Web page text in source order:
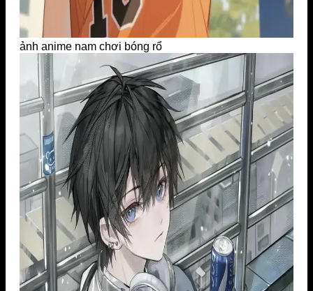
ảnh anime nam chơi bóng rổ